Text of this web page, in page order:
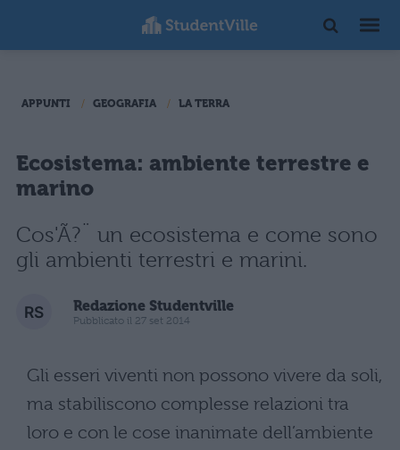
APPUNTI GEOGRAFIA LA TERRA
Ecosistema: ambiente terrestre e
marino
Cos'Ã?¨ un ecosistema e come sono
gli ambienti terrestri e marini.
Redazione Studentville
Pubblicato il 27 set 2014
Gli esseri viventi non possono vivere da soli,
ma stabiliscono complesse relazioni tra
loro e con le cose inanimate dell’ambiente